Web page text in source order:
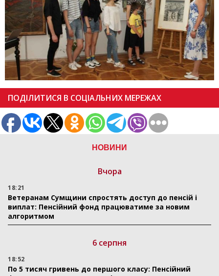
НОВИНИ
Вчора
18:21
Ветеранам Сумщини спростять доступ до пенсій і
виплат: Пенсійний фонд працюватиме за новим
алгоритмом
6 серпня
18:52
По 5 тисяч гривень до першого класу: Пенсійний
ПОДІЛИТИСЯ В СОЦІАЛЬНИХ МЕРЕЖАХ